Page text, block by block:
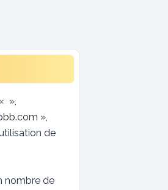
»,
»,
de
nombre de